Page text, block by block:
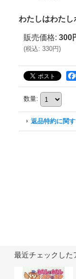
わたしはわたし
販売価格: 300
(税込: 330円)
数量:
返品特約に関
最近チェックした